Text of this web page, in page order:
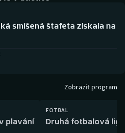
smíšená štafeta získala na
Zobrazit program
plavání
FOTBAL
Druhá fotbalová